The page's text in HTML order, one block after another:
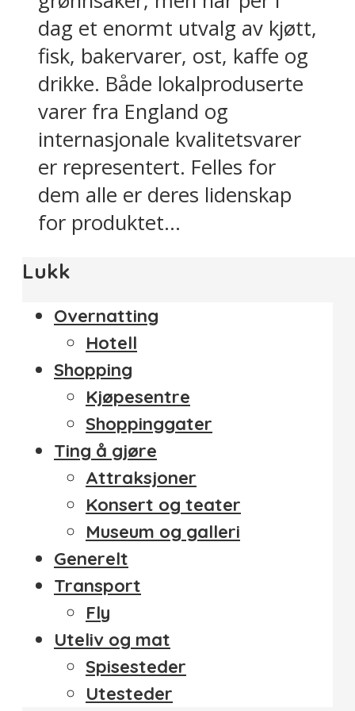
dag et enormt utvalg av kjøtt,
fisk, bakervarer, ost, kaffe og
drikke. Både lokalproduserte
varer fra England og
internasjonale kvalitetsvarer
er representert. Felles for
dem alle er deres lidenskap
for produktet...
Lukk
Overnatting
Hotell
Shopping
Kjøpesentre
Shoppinggater
Ting å gjøre
Attraksjoner
Konsert og teater
Museum og galleri
Generelt
Transport
Fly
Uteliv og mat
Spisesteder
Utesteder